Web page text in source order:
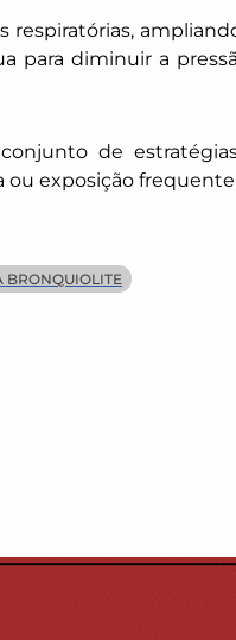
para diminuir a
de
exposição
BRONQUIOLITE